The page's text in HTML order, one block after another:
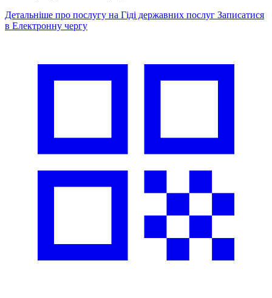
Детальніше про послугу на Гіді державних послуг Записатися
в Електронну чергу